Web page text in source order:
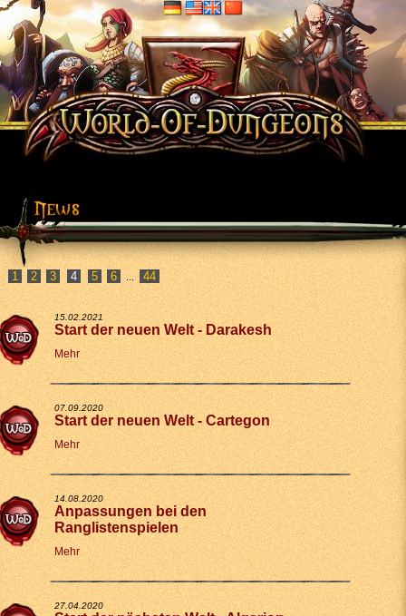
1 2 3 5 6 ... 44
15.02.2021
Start der neuen Welt - Darakesh
Mehr
07.09.2020
Start der neuen Welt - Cartegon
Mehr
14.08.2020
Anpassungen bei den
Ranglistenspielen
Mehr
27.04.2020